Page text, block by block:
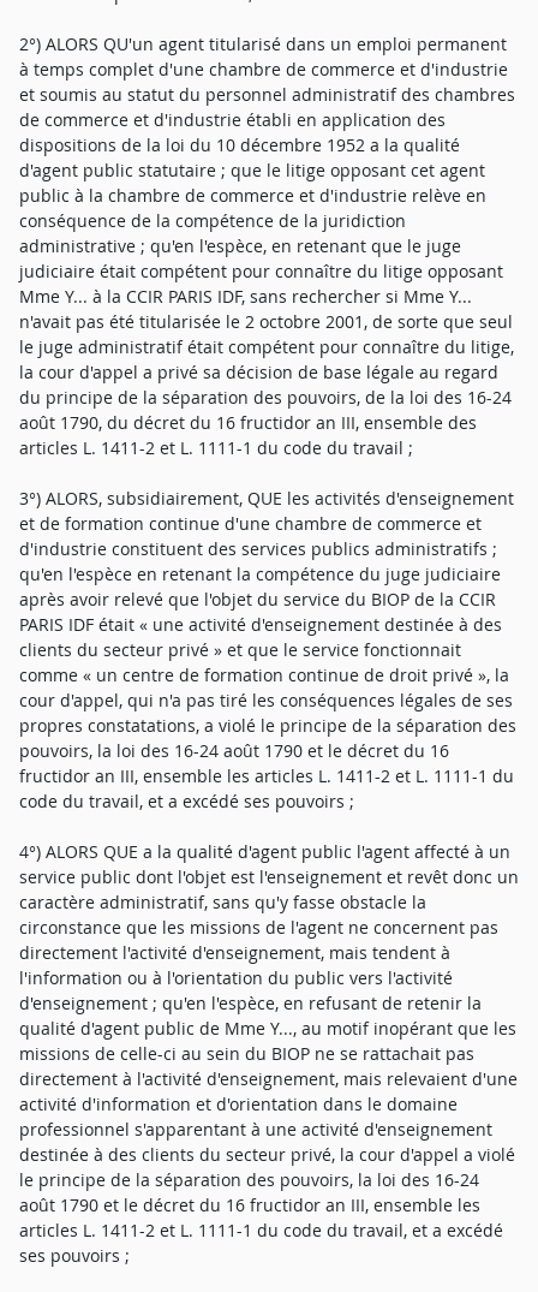
2°) ALORS QU'un agent titularisé dans un emploi permanent
à temps complet d'une chambre de commerce et d'industrie
et soumis au statut du personnel administratif des chambres
de commerce et d'industrie établi en application des
dispositions de la loi du 10 décembre 1952 a la qualité
d'agent public statutaire ; que le litige opposant cet agent
public à la chambre de commerce et d'industrie relève en
conséquence de la compétence de la juridiction
administrative ; qu'en l'espèce, en retenant que le juge
judiciaire était compétent pour connaître du litige opposant
Mme Y... à la CCIR PARIS IDF, sans rechercher si Mme Y...
n'avait pas été titularisée le 2 octobre 2001, de sorte que seul
le juge administratif était compétent pour connaître du litige,
la cour d'appel a privé sa décision de base légale au regard
du principe de la séparation des pouvoirs, de la loi des 16-24
août 1790, du décret du 16 fructidor an III, ensemble des
articles L. 1411-2 et L. 1111-1 du code du travail ;
3°) ALORS, subsidiairement, QUE les activités d'enseignement
et de formation continue d'une chambre de commerce et
d'industrie constituent des services publics administratifs ;
qu'en l'espèce en retenant la compétence du juge judiciaire
après avoir relevé que l'objet du service du BIOP de la CCIR
PARIS IDF était « une activité d'enseignement destinée à des
clients du secteur privé » et que le service fonctionnait
comme « un centre de formation continue de droit privé », la
cour d'appel, qui n'a pas tiré les conséquences légales de ses
propres constatations, a violé le principe de la séparation des
pouvoirs, la loi des 16-24 août 1790 et le décret du 16
fructidor an III, ensemble les articles L. 1411-2 et L. 1111-1 du
code du travail, et a excédé ses pouvoirs ;
4°) ALORS QUE a la qualité d'agent public l'agent affecté à un
service public dont l'objet est l'enseignement et revêt donc un
caractère administratif, sans qu'y fasse obstacle la
circonstance que les missions de l'agent ne concernent pas
directement l'activité d'enseignement, mais tendent à
l'information ou à l'orientation du public vers l'activité
d'enseignement ; qu'en l'espèce, en refusant de retenir la
qualité d'agent public de Mme Y..., au motif inopérant que les
missions de celle-ci au sein du BIOP ne se rattachait pas
directement à l'activité d'enseignement, mais relevaient d'une
activité d'information et d'orientation dans le domaine
professionnel s'apparentant à une activité d'enseignement
destinée à des clients du secteur privé, la cour d'appel a violé
le principe de la séparation des pouvoirs, la loi des 16-24
août 1790 et le décret du 16 fructidor an III, ensemble les
articles L. 1411-2 et L. 1111-1 du code du travail, et a excédé
ses pouvoirs ;